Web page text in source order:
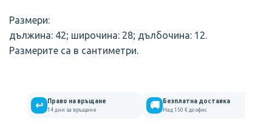
Размери:
дължина: 42; широчина: 28; дълбочина: 12.
Размерите са в сантиметри.
↩ Право на връщане
14 дни за връщане 🚚 Безплатна доставка
Над 150 € до офис